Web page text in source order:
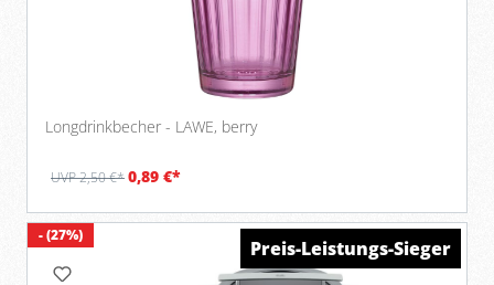
Longdrinkbecher - LAWE, berry
UVP 2,50 €*0,89 €*
- (27%)
Verfügbar
Top-Angebot
Preis-Leistungs-Sieger